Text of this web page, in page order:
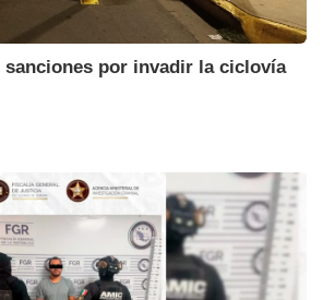
por invadir la ciclovía